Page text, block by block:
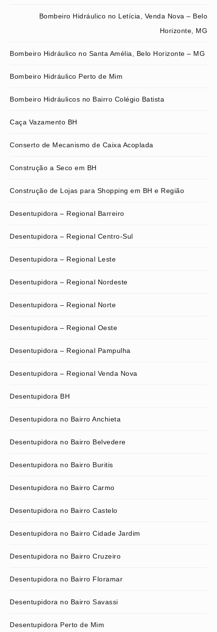
Bombeiro Hidráulico no Letícia, Venda Nova – Belo
Horizonte, MG
Bombeiro Hidráulico no Santa Amélia, Belo Horizonte – MG
Bombeiro Hidráulico Perto de Mim
Bombeiro Hidráulicos no Bairro Colégio Batista
Caça Vazamento BH
Conserto de Mecanismo de Caixa Acoplada
Construção a Seco em BH
Construção de Lojas para Shopping em BH e Região
Desentupidora – Regional Barreiro
Desentupidora – Regional Centro-Sul
Desentupidora – Regional Leste
Desentupidora – Regional Nordeste
Desentupidora – Regional Norte
Desentupidora – Regional Oeste
Desentupidora – Regional Pampulha
Desentupidora – Regional Venda Nova
Desentupidora BH
Desentupidora no Bairro Anchieta
Desentupidora no Bairro Belvedere
Desentupidora no Bairro Buritis
Desentupidora no Bairro Carmo
Desentupidora no Bairro Castelo
Desentupidora no Bairro Cidade Jardim
Desentupidora no Bairro Cruzeiro
Desentupidora no Bairro Floramar
Desentupidora no Bairro Savassi
Desentupidora Perto de Mim